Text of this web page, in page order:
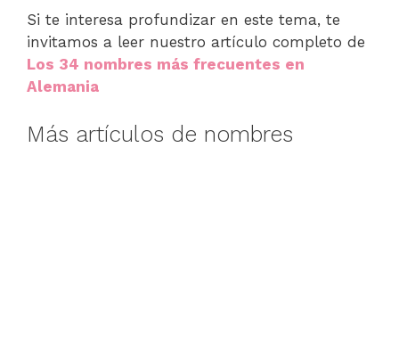
Si te interesa profundizar en este tema, te
invitamos a leer nuestro artículo completo de
Los 34 nombres más frecuentes en
Alemania
Más artículos de nombres